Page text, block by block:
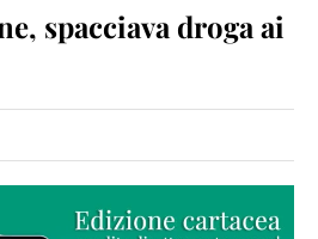
spacciava droga ai